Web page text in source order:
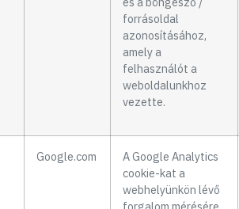
forrásoldal
azonosításához,
amely a
felhasználót a
weboldalunkhoz
vezette.
Google.com
A Google Analytics
cookie-kat a
webhelyünkön lévő